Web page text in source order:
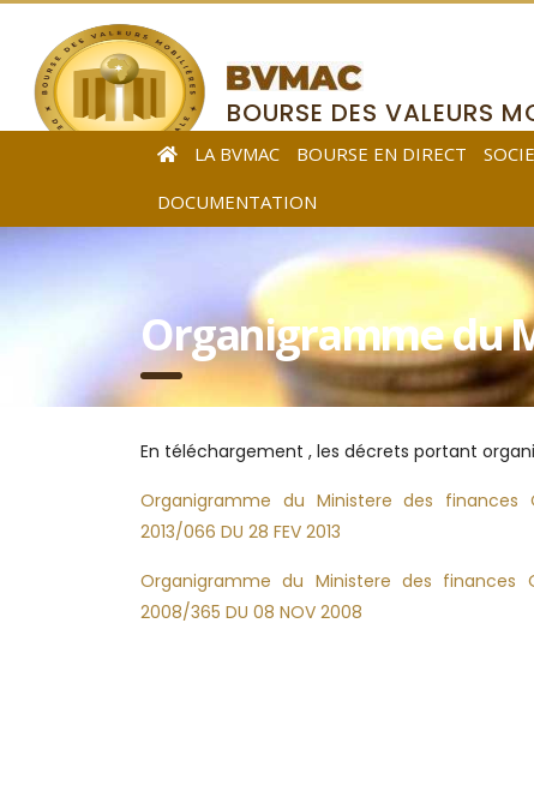
BOURSE DES VALEURS
DE L’AFRIQUE CENTRALE
LA BVMAC BOURSE EN DIRECT
DOCUMENTATION
Organigramme du
En téléchargement , les décrets portant
Organigramme du Ministere des finances
2013/066 DU 28 FEV 2013
Organigramme du Ministere des finances
2008/365 DU 08 NOV 2008